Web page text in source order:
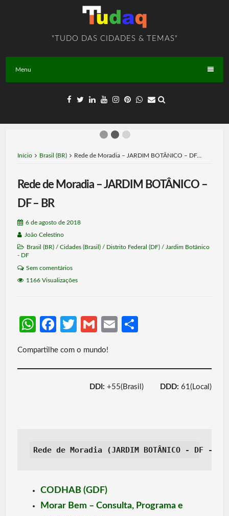
"TUDO DAS CIDADES & TEMAS"
Menu
Início Brasil (BR) Rede de Moradia – JARDIM BOTÂNICO – DF…
Rede de Moradia – JARDIM BOTÂNICO –
DF – BR
6 de agosto de 2018
João Celestino
Brasil (BR)/ Cidades (Brasil)/ Distrito Federal (DF)/ Jardim Botânico
- DF
Sem comentários
1166 Visualizações
W
at
s
Fa
b
o
T
itt
er
G
ail
E
e
Compartilhe com o mundo!
DDI: +55(Brasil) DDD: 61(Local)
CODHAB (GDF)
Morar Bem – Consulta, Programa e